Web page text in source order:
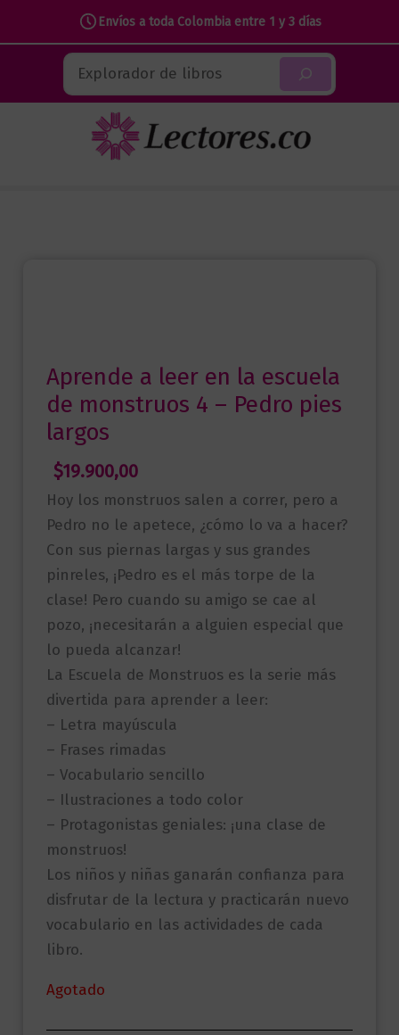
Envíos a toda Colombia entre 1 y 3 días
contenido
Buscar
Aprende a leer en la escuela
de monstruos 4 – Pedro pies
largos
$19.900,00
Hoy los monstruos salen a correr, pero a
Pedro no le apetece, ¿cómo lo va a hacer?
Con sus piernas largas y sus grandes
pinreles, ¡Pedro es el más torpe de la
clase! Pero cuando su amigo se cae al
pozo, ¡necesitarán a alguien especial que
lo pueda alcanzar!
La Escuela de Monstruos es la serie más
divertida para aprender a leer:
– Letra mayúscula
– Frases rimadas
– Vocabulario sencillo
– Ilustraciones a todo color
– Protagonistas geniales: ¡una clase de
monstruos!
Los niños y niñas ganarán confianza para
disfrutar de la lectura y practicarán nuevo
vocabulario en las actividades de cada
libro.
Agotado